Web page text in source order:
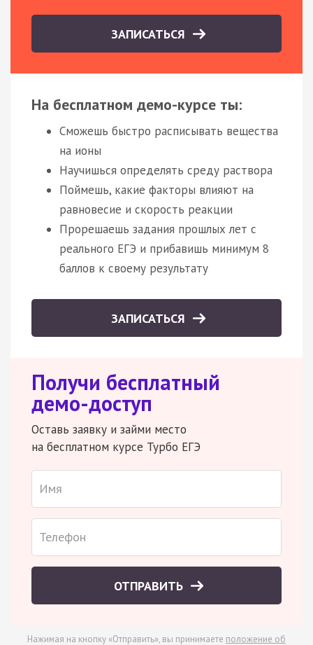
ЗАПИСАТЬСЯ
На бесплатном демо-курсе ты:
Сможешь быстро расписывать вещества
на ионы
Научишься определять среду раствора
Поймешь, какие факторы влияют на
равновесие и скорость реакции
Прорешаешь задания прошлых лет с
реального ЕГЭ и прибавишь минимум 8
баллов к своему результату
ЗАПИСАТЬСЯ
Получи бесплатный
демо-доступ
Оставь заявку и займи место
на бесплатном курсе Турбо ЕГЭ
ОТПРАВИТЬ
Нажимая на кнопку «Отправить», вы принимаете положение об